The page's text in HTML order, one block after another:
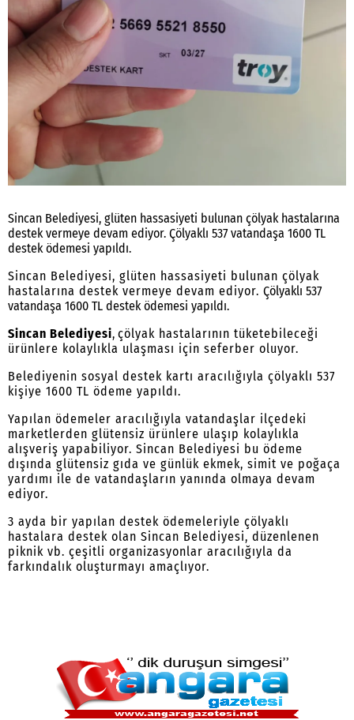
Sincan Belediyesi, glüten hassasiyeti bulunan çölyak hastalarına
destek vermeye devam ediyor. Çölyaklı 537 vatandaşa 1600 TL
destek ödemesi yapıldı.
Sincan Belediyesi, glüten hassasiyeti bulunan çölyak
hastalarına destek vermeye devam ediyor. Çölyaklı 537
vatandaşa 1600 TL destek ödemesi yapıldı.
Sincan Belediyesi, çölyak hastalarının tüketebileceği
ürünlere kolaylıkla ulaşması için seferber oluyor.
Belediyenin sosyal destek kartı aracılığıyla çölyaklı 537
kişiye 1600 TL ödeme yapıldı.
Yapılan ödemeler aracılığıyla vatandaşlar ilçedeki
marketlerden glütensiz ürünlere ulaşıp kolaylıkla
alışveriş yapabiliyor. Sincan Belediyesi bu ödeme
dışında glütensiz gıda ve günlük ekmek, simit ve poğaça
yardımı ile de vatandaşların yanında olmaya devam
ediyor.
3 ayda bir yapılan destek ödemeleriyle çölyaklı
hastalara destek olan Sincan Belediyesi, düzenlenen
piknik vb. çeşitli organizasyonlar aracılığıyla da
farkındalık oluşturmayı amaçlıyor.